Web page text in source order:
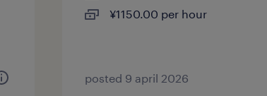
¥1150.00 per hour
posted 9 april 2026